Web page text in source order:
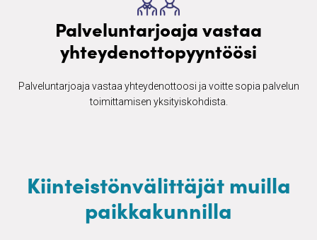
Palveluntarjoaja vastaa
yhteydenottopyyntöösi
Palveluntarjoaja vastaa yhteydenottoosi ja voitte sopia palvelun
toimittamisen yksityiskohdista.
Kiinteistönvälittäjät muilla
paikkakunnilla